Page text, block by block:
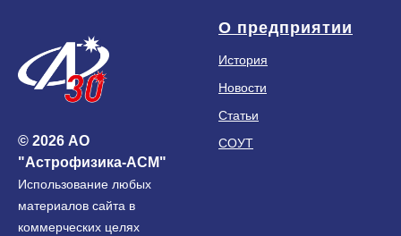
© 2026 АО
"Астрофизика-АСМ"
Использование любых
материалов сайта в
коммерческих целях
О предприятии
История
Новости
Статьи
СОУТ